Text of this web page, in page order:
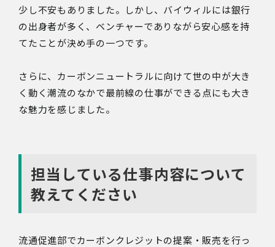
少し不安もありました。しかし、バイウィルには銀行
の出身者が多く、ベンチャーでありながら安心感を持
てたことが決め手の一つです。
さらに、カーボンニュートラルに向けて世の中が大き
く動く潮流のなかで最前線の仕事ができる点にも大き
な魅力を感じました。
担当している仕事内容について
教えてください
流通促進部でカーボンクレジットの提案・販売を行っ